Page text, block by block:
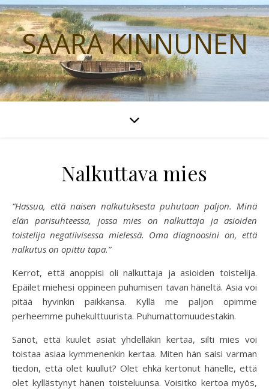
SAARA KINNUNEN
Nalkuttava mies
“Hassua, että naisen nalkutuksesta puhutaan paljon. Minä
elän parisuhteessa, jossa mies on nalkuttaja ja asioiden
toistelija negatiivisessa mielessä. Oma diagnoosini on, että
nalkutus on opittu tapa.”
Kerrot, että anoppisi oli nalkuttaja ja asioiden toistelija.
Epäilet miehesi oppineen puhumisen tavan häneltä. Asia voi
pitää hyvinkin paikkansa. Kyllä me paljon opimme
perheemme puhekulttuurista. Puhumattomuudestakin.
Sanot, että kuulet asiat yhdelläkin kertaa, silti mies voi
toistaa asiaa kymmenenkin kertaa. Miten hän saisi varman
tiedon, että olet kuullut? Olet ehkä kertonut hänelle, että
olet kyllästynyt hänen toisteluunsa. Voisitko kertoa myös,